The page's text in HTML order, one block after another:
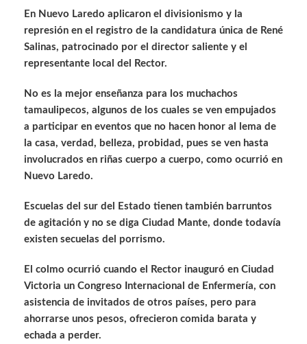
En Nuevo Laredo aplicaron el divisionismo y la
represión en el registro de la candidatura única de René
Salinas, patrocinado por el director saliente y el
representante local del Rector.
No es la mejor enseñanza para los muchachos
tamaulipecos, algunos de los cuales se ven empujados
a participar en eventos que no hacen honor al lema de
la casa, verdad, belleza, probidad, pues se ven hasta
involucrados en riñas cuerpo a cuerpo, como ocurrió en
Nuevo Laredo.
Escuelas del sur del Estado tienen también barruntos
de agitación y no se diga Ciudad Mante, donde todavía
existen secuelas del porrismo.
El colmo ocurrió cuando el Rector inauguró en Ciudad
Victoria un Congreso Internacional de Enfermería, con
asistencia de invitados de otros países, pero para
ahorrarse unos pesos, ofrecieron comida barata y
echada a perder.